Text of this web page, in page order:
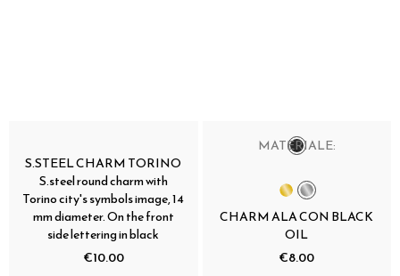
S.STEEL CHARM TORINO
S.steel round charm with
Torino city's symbols image, 14
mm diameter. On the front
side lettering in black
€10.00
MATERIALE:
CHARM ALA CON BLACK
OIL
€8.00